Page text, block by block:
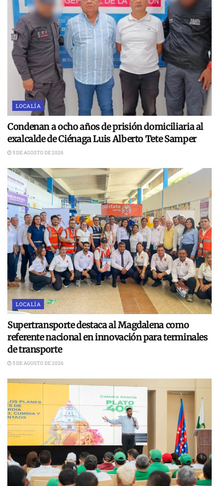
LOCALÍA
Condenan a ocho años de prisión domiciliaria al
exalcalde de Ciénaga Luis Alberto Tete Samper
5 DE AGOSTO DE 2026
LOCALÍA
Supertransporte destaca al Magdalena como
referente nacional en innovación para terminales
de transporte
5 DE AGOSTO DE 2026